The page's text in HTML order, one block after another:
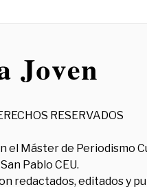
RESERVADOS
el Máster de Periodismo
Pablo CEU.
redactados, editados y